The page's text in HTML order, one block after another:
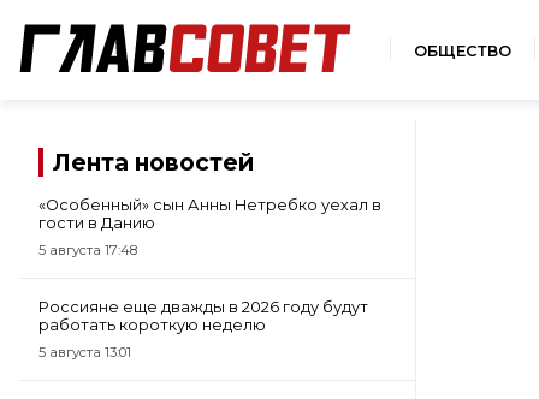
ОБЩЕСТВО
Лента новостей
«Особенный» сын Анны Нетребко уехал в
гости в Данию
5 августа 17:48
Россияне еще дважды в 2026 году будут
работать короткую неделю
5 августа 13:01